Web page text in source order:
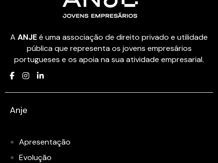
A ANJEé uma associação de direito privado e utilidade
pública que representa os jovens empresários
portugueses e os apoia na sua atividade empresarial.
Anje
Apresentação
Evolução